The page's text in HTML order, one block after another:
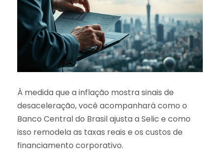
À medida que a inflação mostra sinais de
desaceleração, você acompanhará como o
Banco Central do Brasil ajusta a Selic e como
isso remodela as taxas reais e os custos de
financiamento corporativo.